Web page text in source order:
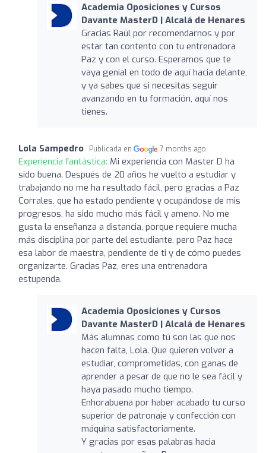
Academia Oposiciones y Cursos
Davante MasterD | Alcalá de Henares
Gracias Raúl por recomendarnos y por
estar tan contento con tu entrenadora
Paz y con el curso. Esperamos que te
vaya genial en todo de aquí hacia delante,
y ya sabes que si necesitas seguir
avanzando en tu formación, aquí nos
tienes.
Lola Sampedro Publicada en 7 months ago
Experiencia fantástica: Mi experiencia con Master D ha
sido buena. Después de 20 años he vuelto a estudiar y
trabajando no me ha resultado fácil, pero gracias a Paz
Corrales, que ha estado pendiente y ocupándose de mis
progresos, ha sido mucho más fácil y ameno. No me
gusta la enseñanza a distancia, porque requiere mucha
más disciplina por parte del estudiante, pero Paz hace
esa labor de maestra, pendiente de ti y de cómo puedes
organizarte. Gracias Paz, eres una entrenadora
estupenda.
Academia Oposiciones y Cursos
Davante MasterD | Alcalá de Henares
Más alumnas como tú son las que nos
hacen falta, Lola. Que quieren volver a
estudiar, comprometidas, con ganas de
aprender a pesar de que no le sea fácil y
haya pasado mucho tiempo.
Enhorabuena por haber acabado tu curso
superior de patronaje y confección con
máquina satisfactoriamente.
Y gracias por esas palabras hacia